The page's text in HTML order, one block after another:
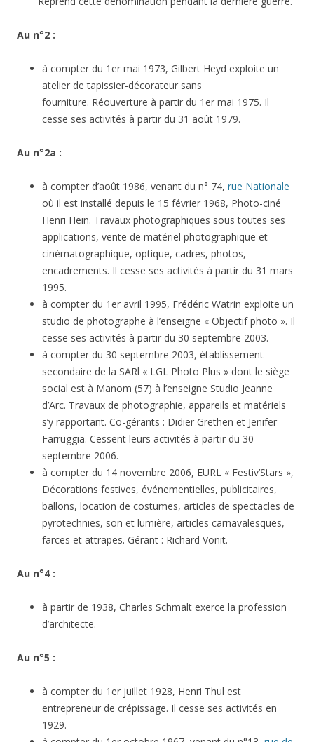
Au n°2 :
à compter du 1er mai 1973, Gilbert Heyd exploite un
atelier de tapissier-décorateur sans
fourniture. Réouverture à partir du 1er mai 1975. Il
cesse ses activités à partir du 31 août 1979.
Au n°2a :
à compter d’août 1986, venant du n° 74, rue Nationale
où il est installé depuis le 15 février 1968, Photo-ciné
Henri Hein. Travaux photographiques sous toutes ses
applications, vente de matériel photographique et
cinématographique, optique, cadres, photos,
encadrements. Il cesse ses activités à partir du 31 mars
1995.
à compter du 1er avril 1995, Frédéric Watrin exploite un
studio de photographe à l’enseigne « Objectif photo ». Il
cesse ses activités à partir du 30 septembre 2003.
à compter du 30 septembre 2003, établissement
secondaire de la SARl « LGL Photo Plus » dont le siège
social est à Manom (57) à l’enseigne Studio Jeanne
d’Arc. Travaux de photographie, appareils et matériels
s’y rapportant. Co-gérants : Didier Grethen et Jenifer
Farruggia. Cessent leurs activités à partir du 30
septembre 2006.
à compter du 14 novembre 2006, EURL « Festiv’Stars »,
Décorations festives, événementielles, publicitaires,
ballons, location de costumes, articles de spectacles de
pyrotechnies, son et lumière, articles carnavalesques,
farces et attrapes. Gérant : Richard Vonit.
Au n°4 :
à partir de 1938, Charles Schmalt exerce la profession
d’architecte.
Au n°5 :
à compter du 1er juillet 1928, Henri Thul est
entrepreneur de crépissage. Il cesse ses activités en
1929.